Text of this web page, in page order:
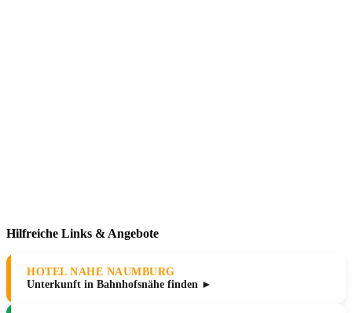
Hilfreiche Links & Angebote
HOTEL NAHE NAUMBURG
Unterkunft in Bahnhofsnähe finden ►